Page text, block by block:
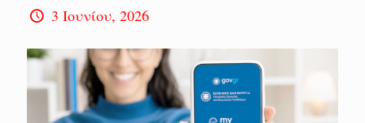
3 Ιουνίου, 2026